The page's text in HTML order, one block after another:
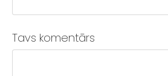
Tavs komentārs